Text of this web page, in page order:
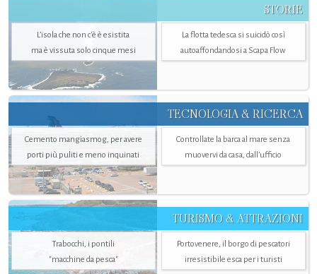
STORIE
L’isola che non c'è è esistita
ma è vissuta solo cinque mesi
La flotta tedesca si suicidò così
autoaffondandosi a Scapa Flow
TECNOLOGIA & RICERCA
Cemento mangiasmog, per avere
porti più puliti e meno inquinati
Controllate la barca al mare senza
muovervi da casa, dall’ufficio
TURISMO & ATTRAZIONI
Trabocchi, i pontili
"macchine da pesca"
Portovenere, il borgo di pescatori
irresistibile esca per i turisti